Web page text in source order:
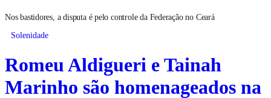
Nos bastidores, a disputa é pelo controle da Federação no Ceará
Solenidade
Romeu Aldigueri e Tainah
Marinho são homenageados na